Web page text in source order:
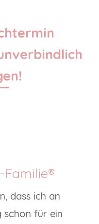
Familie®
dass ich an
schon für ein